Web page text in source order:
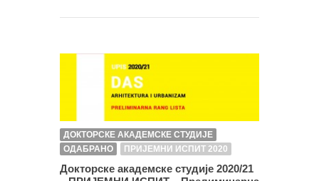
ДОКТОРСКЕ АКАДЕМСКЕ СТУДИЈЕ
ОДАБРАНО
ПРИЈЕМНИ ИСПИТ 2020
Докторске академске студије 2020/21